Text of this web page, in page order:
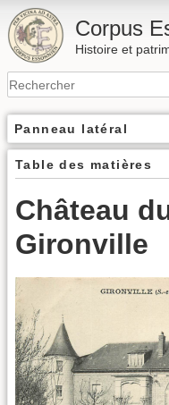
Corpus
Histoire et
Panneau latéral
Table des matières
Château
Gironville